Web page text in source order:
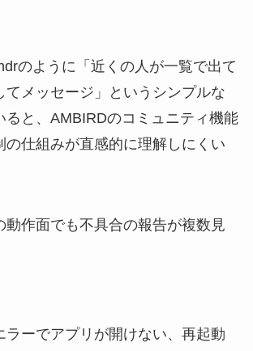
のように「近くの人が一覧で出て
てメッセージ」というシンプルな
ると、AMBIRDのコミュニティ機能
の仕組みが直感的に理解しにくい
動作面でも不具合の報告が複数見
ラーでアプリが開けない、再起動